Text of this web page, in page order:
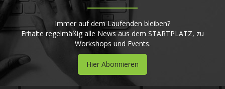
Immer auf dem Laufenden bleiben?
Erhalte regelmäßig alle News aus dem STARTPLATZ, zu
Workshops und Events.
Hier Abonnieren